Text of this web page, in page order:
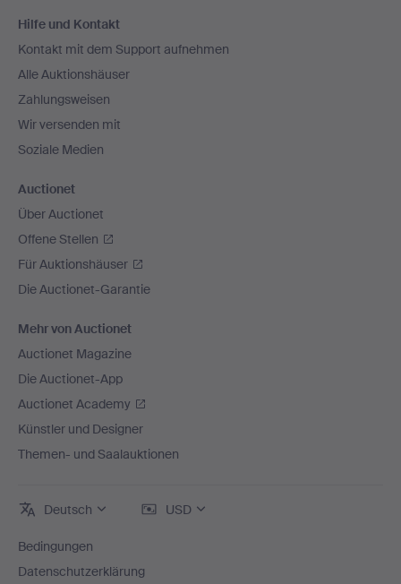
Navigation
Hilfe und Kontakt
Kontakt mit dem Support aufnehmen
Alle Auktionshäuser
Zahlungsweisen
Wir versenden mit
Soziale Medien
Auctionet
Über Auctionet
Offene Stellen
Für Auktionshäuser
Die Auctionet-Garantie
Mehr von Auctionet
Auctionet Magazine
Die Auctionet-App
Auctionet Academy
Künstler und Designer
Themen- und Saalauktionen
Deutsch USD
Bedingungen
Datenschutzerklärung